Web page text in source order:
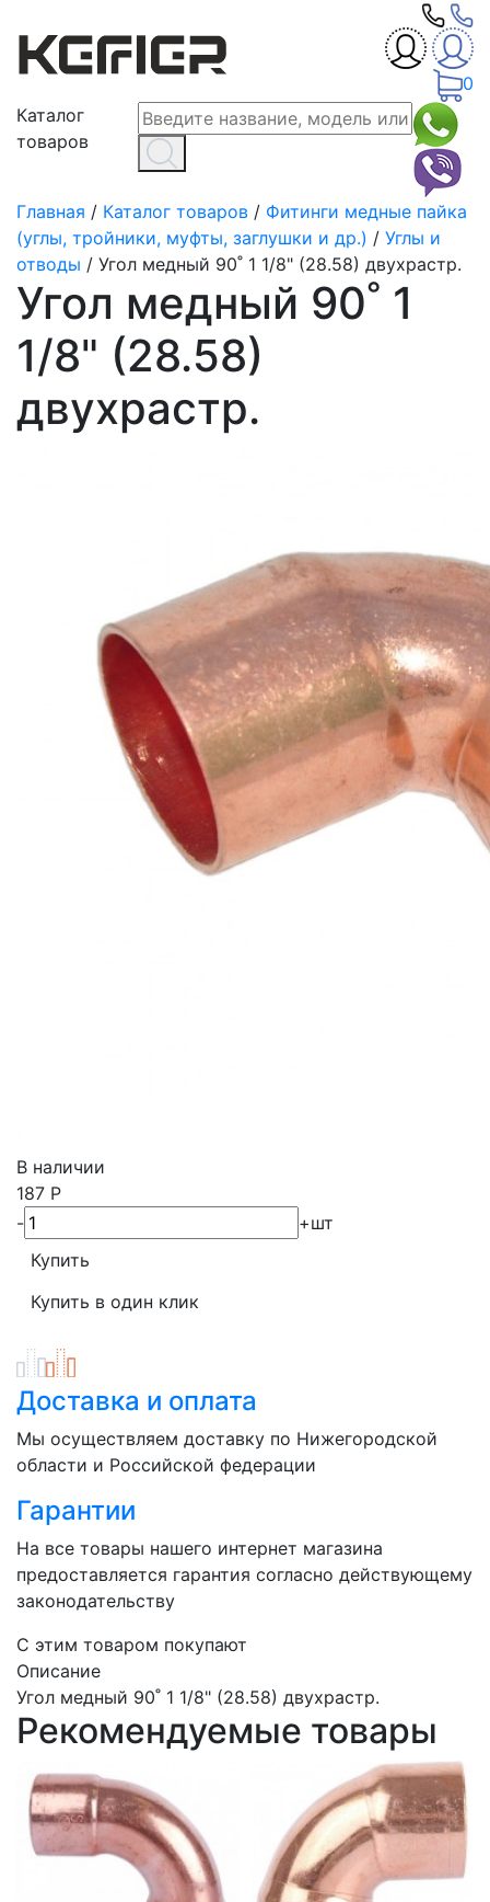
0
Каталог
товаров
Главная / Каталог товаров / Фитинги медные пайка
(углы, тройники, муфты, заглушки и др.) / Углы и
отводы / Угол медный 90˚ 1 1/8" (28.58) двухрастр.
Угол медный 90˚ 1
1/8" (28.58)
двухрастр.
В наличии
187 Р
-
+шт
Доставка и оплата
Мы осуществляем доставку по Нижегородской
области и Российской федерации
Гарантии
На все товары нашего интернет магазина
предоставляется гарантия согласно действующему
законодательству
C этим товаром покупают
Описание
Угол медный 90˚ 1 1/8" (28.58) двухрастр.
Рекомендуемые товары